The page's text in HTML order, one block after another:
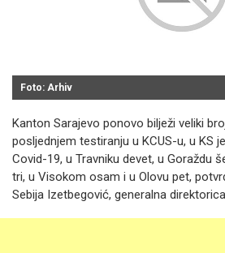
Foto: Arhiv
Kanton Sarajevo ponovo bilježi veliki
posljednjem testiranju u KCUS-u, u KS
Covid-19, u Travniku devet, u Goraždu
tri, u Visokom osam i u Olovu pet,
Sebija Izetbegović, generalna